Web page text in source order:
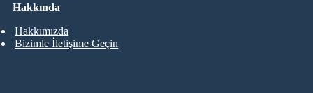
Hakkında
Hakkımızda
Bizimle İletişime Geçin